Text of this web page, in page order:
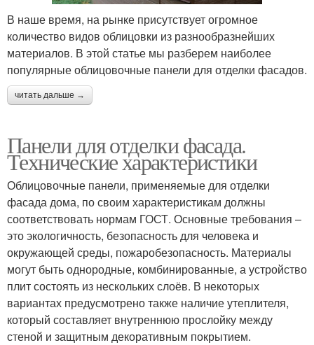
В наше время, на рынке присутствует огромное
количество видов облицовки из разнообразнейших
материалов. В этой статье мы разберем наиболее
популярные облицовочные панели для отделки фасадов.
читать дальше →
Панели для отделки фасада.
Технические характеристики
Облицовочные панели, применяемые для отделки
фасада дома, по своим характеристикам должны
соответствовать нормам ГОСТ. Основные требования –
это экологичность, безопасность для человека и
окружающей среды, пожаробезопасность. Материалы
могут быть однородные, комбинированные, а устройство
плит состоять из нескольких слоёв. В некоторых
вариантах предусмотрено также наличие утеплителя,
который составляет внутреннюю прослойку между
стеной и защитным декоративным покрытием.